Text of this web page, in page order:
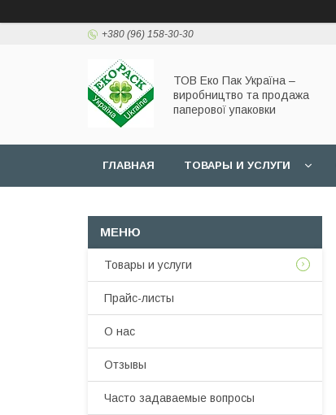
+380 (96) 158-30-30
ТОВ Еко Пак Україна –
виробництво та продажа
паперової упаковки
ГЛАВНАЯ ТОВАРЫ И УСЛУГИ
Товары и услуги
Прайс-листы
О нас
Отзывы
Часто задаваемые вопросы